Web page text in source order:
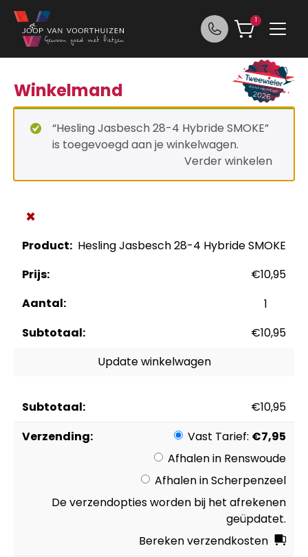
Ga naar de inhoud
1
Winkelmand
“Hesling Jasbesch 28-4 Hybride SMOKE”
is toegevoegd aan je winkelwagen.
Verder winkelen
×
Hesling Jasbesch 28-4 Hybride SMOKE
€10,95
Hesling
28-
aantal
€10,95
Update winkelwagen
€10,95
Vast Tarief: €7,95
Afhalen in Renswoude
Afhalen in Scherpenzeel
De verzendopties worden bij het afrekenen
geüpdatet.
Bereken verzendkosten